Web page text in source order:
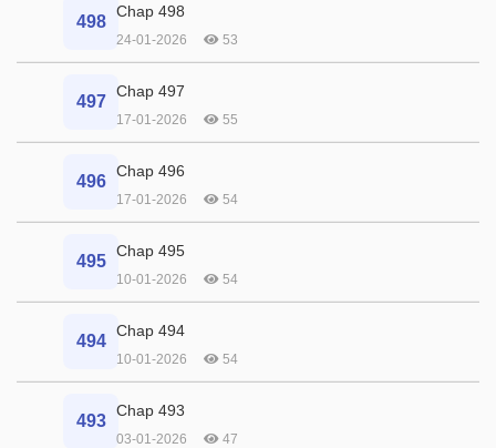
498
Chap 498
24-01-2026 53
497
Chap 497
17-01-2026 55
496
Chap 496
17-01-2026 54
495
Chap 495
10-01-2026 54
494
Chap 494
10-01-2026 54
493
Chap 493
03-01-2026 47